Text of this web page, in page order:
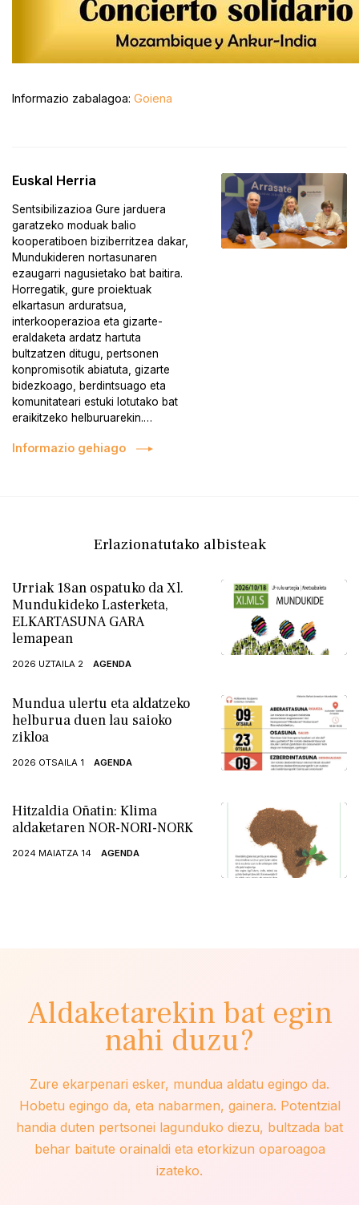
Informazio zabalagoa: Goiena
Euskal Herria
Sentsibilizazioa Gure jarduera
garatzeko moduak balio
kooperatiboen biziberritzea dakar,
Mundukideren nortasunaren
ezaugarri nagusietako bat baitira.
Horregatik, gure proiektuak
elkartasun arduratsua,
interkooperazioa eta gizarte-
eraldaketa ardatz hartuta
bultzatzen ditugu, pertsonen
konpromisotik abiatuta, gizarte
bidezkoago, berdintsuago eta
komunitateari estuki lotutako bat
eraikitzeko helburuarekin.…
Informazio gehiago
Erlazionatutako albisteak
Urriak 18an ospatuko da Xl.
Mundukideko Lasterketa,
ELKARTASUNA GARA
lemapean
2026 UZTAILA 2 AGENDA
Mundua ulertu eta aldatzeko
helburua duen lau saioko
zikloa
2026 OTSAILA 1 AGENDA
Hitzaldia Oñatin: Klima
aldaketaren NOR-NORI-NORK
2024 MAIATZA 14 AGENDA
Aldaketarekin bat egin
nahi duzu?
Zure ekarpenari esker, mundua aldatu egingo da.
Hobetu egingo da, eta nabarmen, gainera. Potentzial
handia duten pertsonei lagunduko diezu, bultzada bat
behar baitute orainaldi eta etorkizun oparoagoa
izateko.